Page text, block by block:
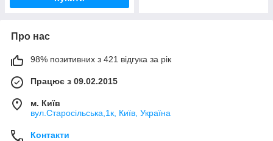
Про нас
98% позитивних з 421 відгука за рік
Працює з 09.02.2015
м. Київ
вул.Старосільська,1к, Київ, Україна
Контакти